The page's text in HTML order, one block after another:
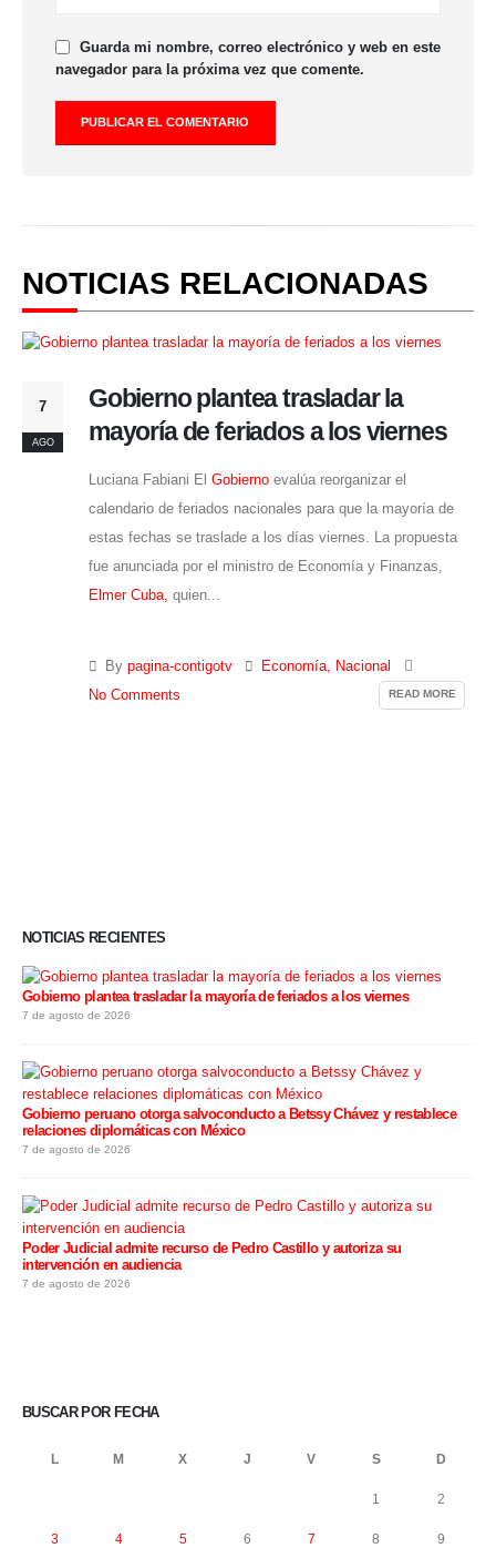
Guarda mi nombre, correo electrónico y web en este
navegador para la próxima vez que comente.
NOTICIAS RELACIONADAS
7
AGO
Gobierno plantea trasladar la
mayoría de feriados a los viernes
Luciana Fabiani El Gobierno evalúa reorganizar el
calendario de feriados nacionales para que la mayoría de
estas fechas se traslade a los días viernes. La propuesta
fue anunciada por el ministro de Economía y Finanzas,
Elmer Cuba, quien...
By pagina-contigotv Economía, Nacional
No Comments
READ MORE
NOTICIAS RECIENTES
Gobierno plantea trasladar la mayoría de feriados a los viernes
7 de agosto de 2026
Gobierno peruano otorga salvoconducto a Betssy Chávez y restablece
relaciones diplomáticas con México
7 de agosto de 2026
Poder Judicial admite recurso de Pedro Castillo y autoriza su
intervención en audiencia
7 de agosto de 2026
BUSCAR POR FECHA
L M X J V S D
1 2
3 4 5 6 7 8 9